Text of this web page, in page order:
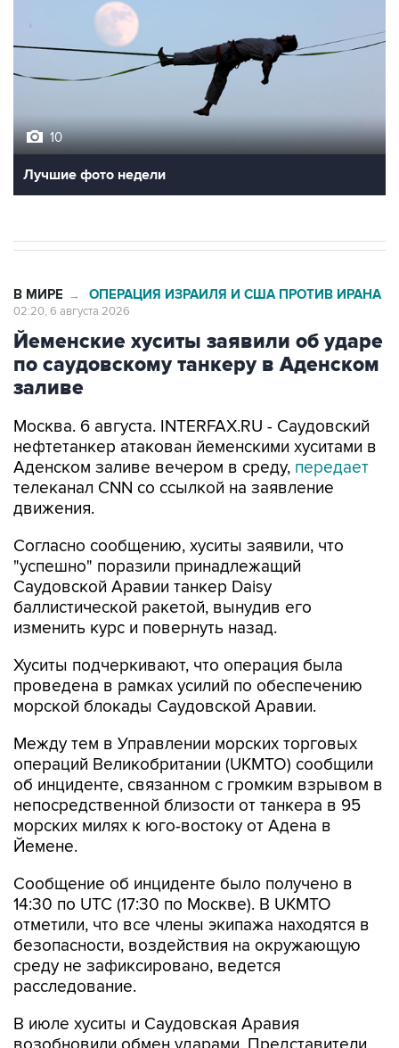
10
Лучшие фото недели
В МИРЕ → ОПЕРАЦИЯ ИЗРАИЛЯ И США ПРОТИВ ИРАНА
02:20, 6 августа 2026
Йеменские хуситы заявили об ударе
по саудовскому танкеру в Аденском
заливе
Москва. 6 августа. INTERFAX.RU - Саудовский
нефтетанкер атакован йеменскими хуситами в
Аденском заливе вечером в среду, передает
телеканал CNN со ссылкой на заявление
движения.
Согласно сообщению, хуситы заявили, что
"успешно" поразили принадлежащий
Саудовской Аравии танкер Daisy
баллистической ракетой, вынудив его
изменить курс и повернуть назад.
Хуситы подчеркивают, что операция была
проведена в рамках усилий по обеспечению
морской блокады Саудовской Аравии.
Между тем в Управлении морских торговых
операций Великобритании (UKMTO) сообщили
об инциденте, связанном с громким взрывом в
непосредственной близости от танкера в 95
морских милях к юго-востоку от Адена в
Йемене.
Сообщение об инциденте было получено в
14:30 по UTC (17:30 по Москве). В UKMTO
отметили, что все члены экипажа находятся в
безопасности, воздействия на окружающую
среду не зафиксировано, ведется
расследование.
В июле хуситы и Саудовская Аравия